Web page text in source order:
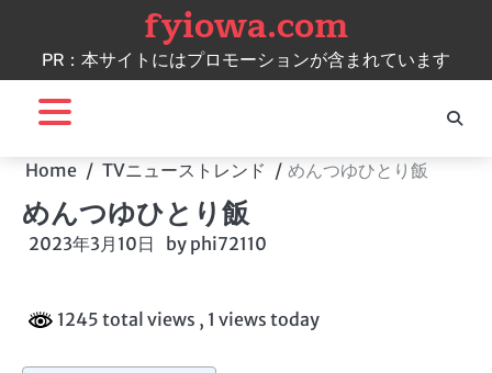
content
fyiowa.com
PR：本サイトにはプロモーションが含まれています
Home TVニューストレンド めんつゆひとり飯
めんつゆひとり飯
2023年3月10日 by phi72110
1245 total views , 1 views today